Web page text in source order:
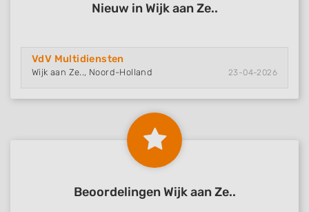
Nieuw in Wijk aan Ze..
VdV Multidiensten
Wijk aan Ze.., Noord-Holland 23-04-2026
Beoordelingen Wijk aan Ze..